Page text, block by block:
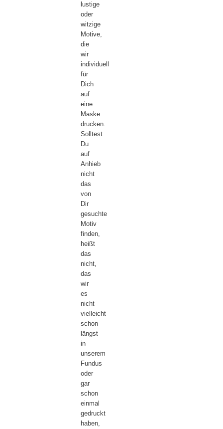
lustige
oder
witzige
Motive,
die
wir
individuell
für
Dich
auf
eine
Maske
drucken.
Solltest
Du
auf
Anhieb
nicht
das
von
Dir
gesuchte
Motiv
finden,
heißt
das
nicht,
das
wir
es
nicht
vielleicht
schon
längst
in
unserem
Fundus
oder
gar
schon
einmal
gedruckt
haben,